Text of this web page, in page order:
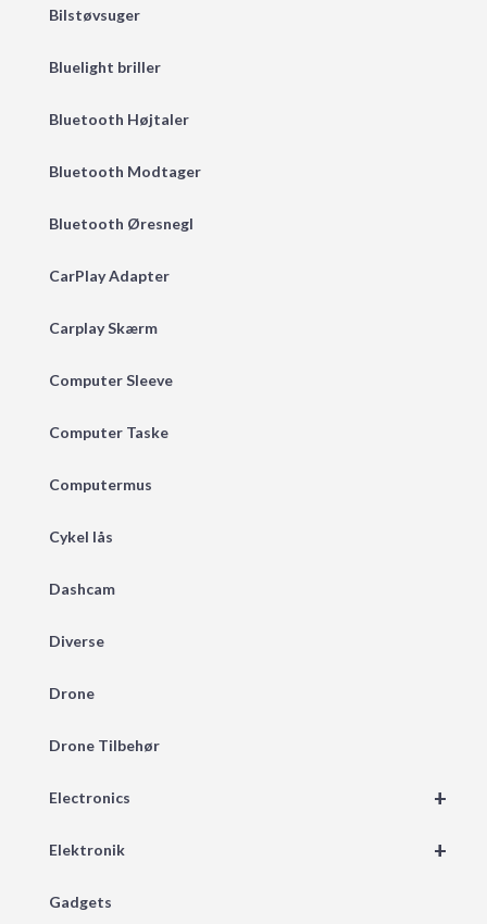
Bilstøvsuger
Bluelight briller
Bluetooth Højtaler
Bluetooth Modtager
Bluetooth Øresnegl
CarPlay Adapter
Carplay Skærm
Computer Sleeve
Computer Taske
Computermus
Cykel lås
Dashcam
Diverse
Drone
Drone Tilbehør
+
Electronics
+
Elektronik
Gadgets